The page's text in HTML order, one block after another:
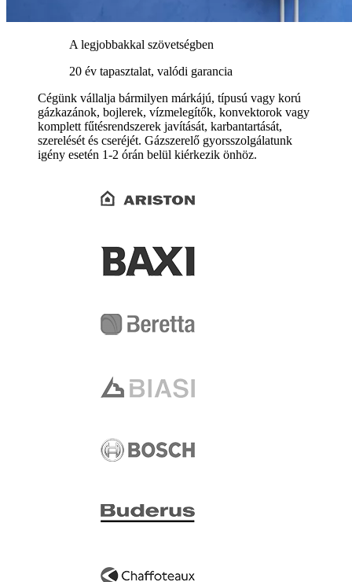
A legjobbakkal szövetségben
20 év tapasztalat, valódi garancia
Cégünk vállalja bármilyen márkájú, típusú vagy korú
gázkazánok, bojlerek, vízmelegítők, konvektorok vagy
komplett fűtésrendszerek javítását, karbantartását,
szerelését és cseréjét. Gázszerelő gyorsszolgálatunk
igény esetén 1-2 órán belül kiérkezik önhöz.